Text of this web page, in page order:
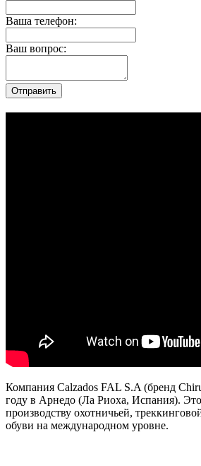
Ваша телефон:
Ваш вопрос:
Компания Calzados FAL S.A (бренд
году в Арнедо (Ла Риоха, Испания).
производству охотничьей,
обуви на международном уровне.